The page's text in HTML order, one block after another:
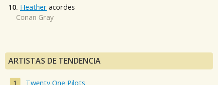
10. Heather acordes
Conan Gray
ARTISTAS DE TENDENCIA
Twenty One Pilots